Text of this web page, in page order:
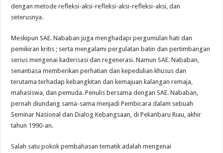
dengan metode refleksi-aksi-refleksi-aksi-refleksi-aksi, dan
seterusnya.
Meskipun SAE. Nababan juga menghadapi pergumulan hati dan
pemikiran kritis ; serta mengalami pergulatan batin dan pertimbangan
serius mengenai kaderisasi dan regenerasi. Namun SAE. Nababan,
senantiasa memberikan perhatian dan kepedulian khusus dan
terutama terhadap kebangkitan dan kemajuan kalangan remaja,
mahasiswa, dan pemuda. Penulis bersama dengan SAE. Nababan,
pernah diundang sama-sama menjadi Pembicara dalam sebuah
Seminar Nasional dan Dialog Kebangsaan, di Pekanbaru Riau, akhir
tahun 1990-an.
Salah satu pokok pembahasan tematik adalah mengenai